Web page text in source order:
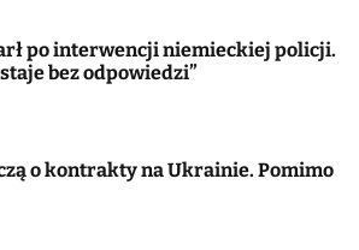
po interwencji niemieckiej policji.
bez odpowiedzi”
o kontrakty na Ukrainie. Pomimo